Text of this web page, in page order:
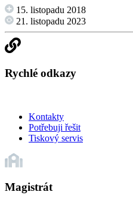
15. listopadu 2018
21. listopadu 2023
Rychlé odkazy
Kontakty
Potřebuji řešit
Tiskový servis
Magistrát